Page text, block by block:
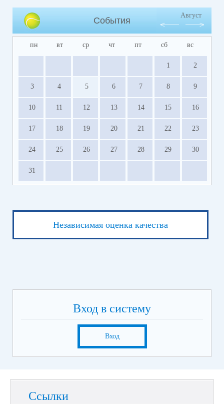
События
Август
пн вт ср чт пт сб вс
1 2
3 4 5 6 7 8 9
10 11 12 13 14 15 16
17 18 19 20 21 22 23
24 25 26 27 28 29 30
31
Независимая оценка качества
Вход в систему
Вход
Ссылки